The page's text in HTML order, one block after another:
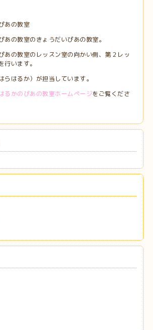
あの教室
の教室のきょうだいぴあの教室。
あの教室のレッスン室の向かい側、第２レッ
行います。
はるか）が担当しています。
るかのぴあの教室ホームページをご覧くださ